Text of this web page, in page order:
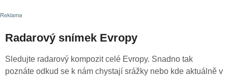
Radarový snímek Evropy
Sledujte radarový kompozit celé Evropy. Snadno tak
poznáte odkud se k nám chystají srážky nebo kde aktuálně v